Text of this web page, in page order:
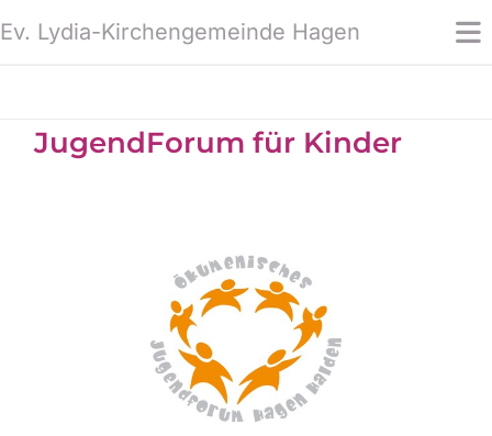
Ev. Lydia-Kirchengemeinde Hagen
JugendForum für Kinder